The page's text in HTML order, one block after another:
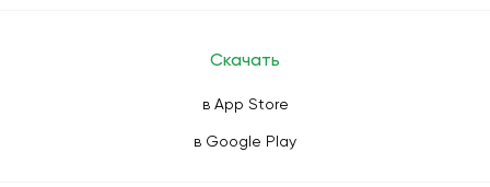
Скачать
в App Store
в Google Play